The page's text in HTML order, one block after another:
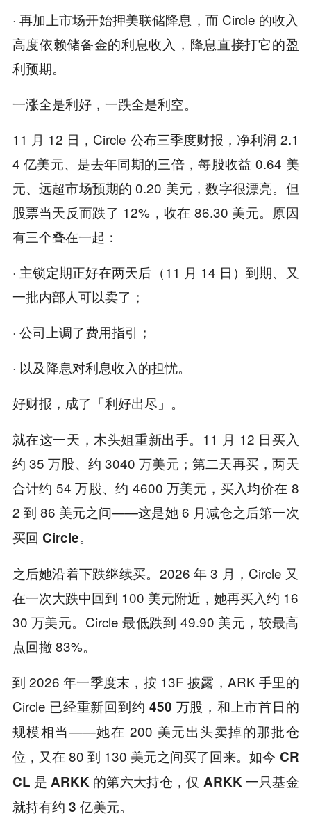
· 再加上市场开始押美联储降息，而 Circle 的收入
高度依赖储备金的利息收入，降息直接打它的盈
利预期。
一涨全是利好，一跌全是利空。
11 月 12 日，Circle 公布三季度财报，净利润 2.1
4 亿美元、是去年同期的三倍，每股收益 0.64 美
元、远超市场预期的 0.20 美元，数字很漂亮。但
股票当天反而跌了 12%，收在 86.30 美元。原因
有三个叠在一起：
· 主锁定期正好在两天后（11 月 14 日）到期、又
一批内部人可以卖了；
· 公司上调了费用指引；
· 以及降息对利息收入的担忧。
好财报，成了「利好出尽」 。
就在这一天，木头姐重新出手。11 月 12 日买入
约 35 万股、约 3040 万美元；第二天再买，两天
合计约 54 万股、约 4600 万美元，买入均价在 8
2 到 86 美元之间——这是她 6 月减仓之后第一次
买回 Circle。
之后她沿着下跌继续买。2026 年 3 月，Circle 又
在一次大跌中回到 100 美元附近，她再买入约 16
30 万美元。Circle 最低跌到 49.90 美元，较最高
点回撤 83%。
到 2026 年一季度末，按 13F 披露，ARK 手里的
Circle 已经重新回到约 450 万股，和上市首日的
规模相当——她在 200 美元出头卖掉的那批仓
位，又在 80 到 130 美元之间买了回来。如今 CR
CL 是 ARKK 的第六大持仓，仅 ARKK 一只基金
就持有约 3 亿美元。